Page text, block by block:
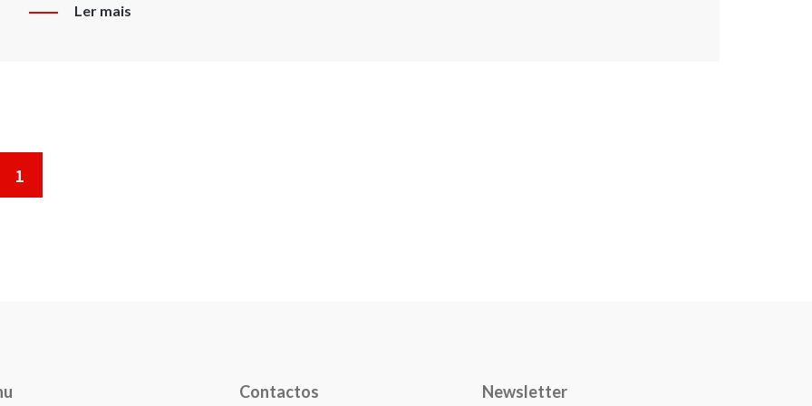
Ler mais
1
Contactos Newsletter